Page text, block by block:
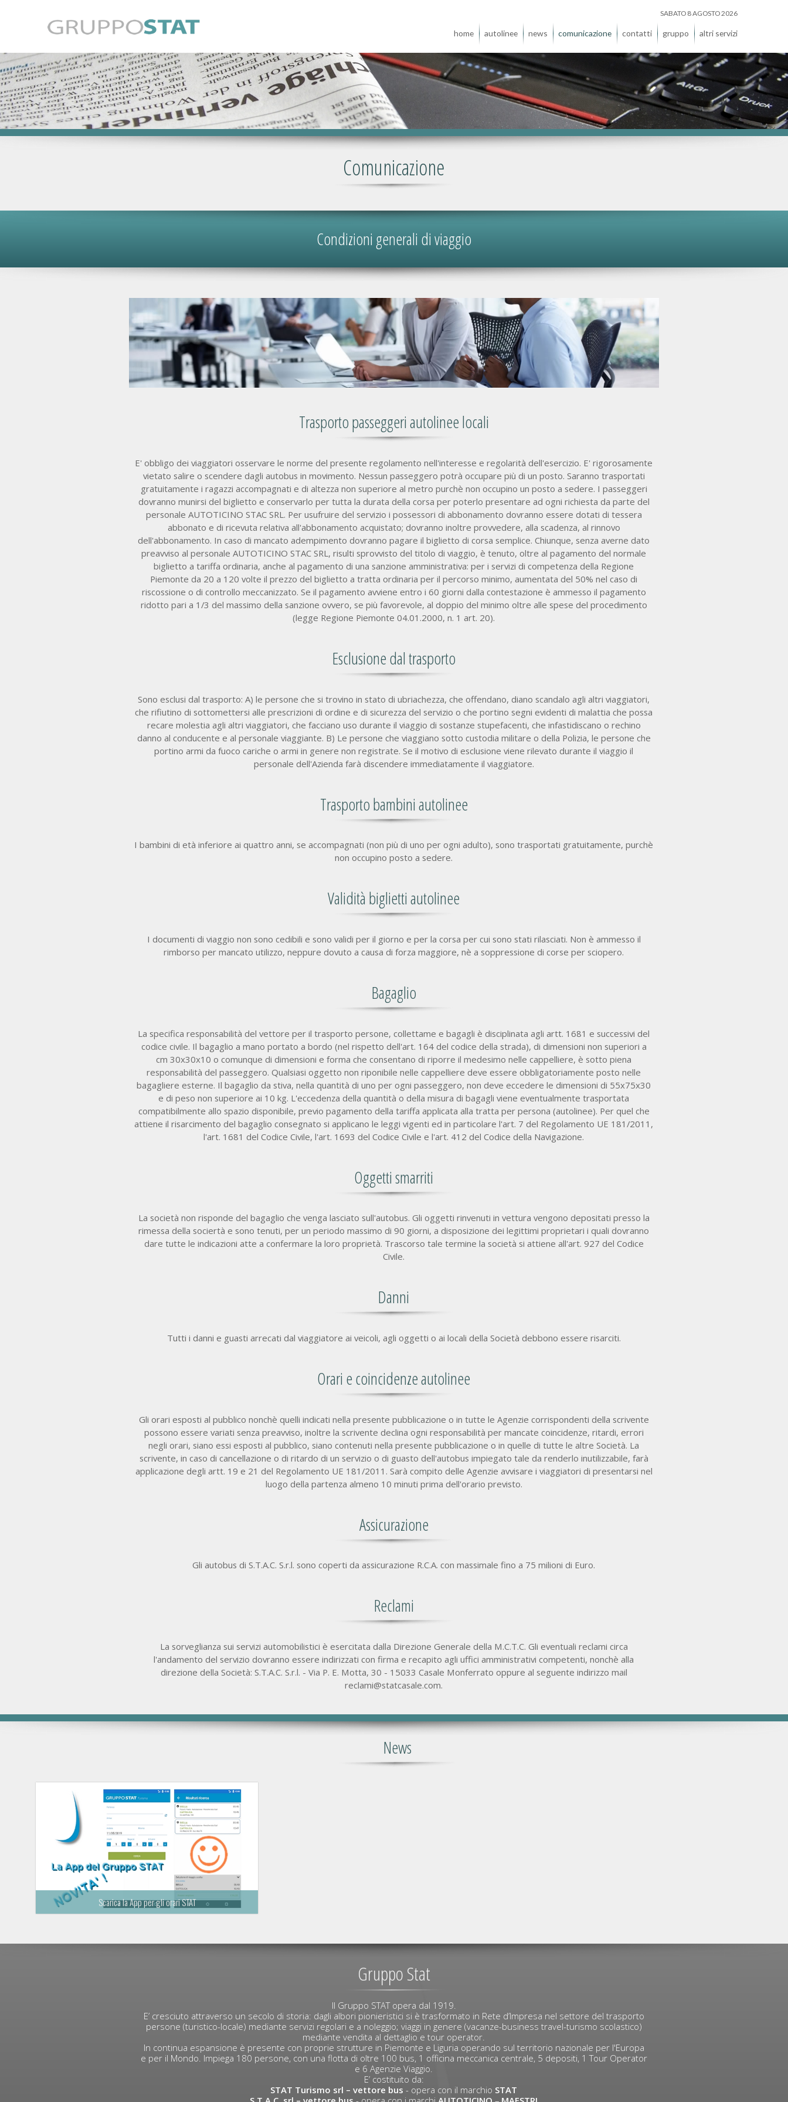
SABATO 8 AGOSTO 2026
home autolinee news comunicazione contatti gruppo altri servizi
Comunicazione
Condizioni generali di viaggio
Trasporto passeggeri autolinee locali
E' obbligo dei viaggiatori osservare le norme del presente regolamento nell'interesse e regolarità dell'esercizio. E' rigorosamente
vietato salire o scendere dagli autobus in movimento. Nessun passeggero potrà occupare più di un posto. Saranno trasportati
gratuitamente i ragazzi accompagnati e di altezza non superiore al metro purchè non occupino un posto a sedere. I passeggeri
dovranno munirsi del biglietto e conservarlo per tutta la durata della corsa per poterlo presentare ad ogni richiesta da parte del
personale AUTOTICINO STAC SRL. Per usufruire del servizio i possessori di abbonamento dovranno essere dotati di tessera
abbonato e di ricevuta relativa all'abbonamento acquistato; dovranno inoltre provvedere, alla scadenza, al rinnovo
dell'abbonamento. In caso di mancato adempimento dovranno pagare il biglietto di corsa semplice. Chiunque, senza averne dato
preavviso al personale AUTOTICINO STAC SRL, risulti sprovvisto del titolo di viaggio, è tenuto, oltre al pagamento del normale
biglietto a tariffa ordinaria, anche al pagamento di una sanzione amministrativa: per i servizi di competenza della Regione
Piemonte da 20 a 120 volte il prezzo del biglietto a tratta ordinaria per il percorso minimo, aumentata del 50% nel caso di
riscossione o di controllo meccanizzato. Se il pagamento avviene entro i 60 giorni dalla contestazione è ammesso il pagamento
ridotto pari a 1/3 del massimo della sanzione ovvero, se più favorevole, al doppio del minimo oltre alle spese del procedimento
(legge Regione Piemonte 04.01.2000, n. 1 art. 20).
Esclusione dal trasporto
Sono esclusi dal trasporto: A) le persone che si trovino in stato di ubriachezza, che offendano, diano scandalo agli altri viaggiatori,
che rifiutino di sottomettersi alle prescrizioni di ordine e di sicurezza del servizio o che portino segni evidenti di malattia che possa
recare molestia agli altri viaggiatori, che facciano uso durante il viaggio di sostanze stupefacenti, che infastidiscano o rechino
danno al conducente e al personale viaggiante. B) Le persone che viaggiano sotto custodia militare o della Polizia, le persone che
portino armi da fuoco cariche o armi in genere non registrate. Se il motivo di esclusione viene rilevato durante il viaggio il
personale dell'Azienda farà discendere immediatamente il viaggiatore.
Trasporto bambini autolinee
I bambini di età inferiore ai quattro anni, se accompagnati (non più di uno per ogni adulto), sono trasportati gratuitamente, purchè
non occupino posto a sedere.
Validità biglietti autolinee
I documenti di viaggio non sono cedibili e sono validi per il giorno e per la corsa per cui sono stati rilasciati. Non è ammesso il
rimborso per mancato utilizzo, neppure dovuto a causa di forza maggiore, nè a soppressione di corse per sciopero.
Bagaglio
La specifica responsabilità del vettore per il trasporto persone, collettame e bagagli è disciplinata agli artt. 1681 e successivi del
codice civile. Il bagaglio a mano portato a bordo (nel rispetto dell'art. 164 del codice della strada), di dimensioni non superiori a
cm 30x30x10 o comunque di dimensioni e forma che consentano di riporre il medesimo nelle cappelliere, è sotto piena
responsabilità del passeggero. Qualsiasi oggetto non riponibile nelle cappelliere deve essere obbligatoriamente posto nelle
bagagliere esterne. Il bagaglio da stiva, nella quantità di uno per ogni passeggero, non deve eccedere le dimensioni di 55x75x30
e di peso non superiore ai 10 kg. L'eccedenza della quantità o della misura di bagagli viene eventualmente trasportata
compatibilmente allo spazio disponibile, previo pagamento della tariffa applicata alla tratta per persona (autolinee). Per quel che
attiene il risarcimento del bagaglio consegnato si applicano le leggi vigenti ed in particolare l'art. 7 del Regolamento UE 181/2011,
l'art. 1681 del Codice Civile, l'art. 1693 del Codice Civile e l'art. 412 del Codice della Navigazione.
Oggetti smarriti
La società non risponde del bagaglio che venga lasciato sull'autobus. Gli oggetti rinvenuti in vettura vengono depositati presso la
rimessa della sociertà e sono tenuti, per un periodo massimo di 90 giorni, a disposizione dei legittimi proprietari i quali dovranno
dare tutte le indicazioni atte a confermare la loro proprietà. Trascorso tale termine la società si attiene all'art. 927 del Codice
Civile.
Danni
Tutti i danni e guasti arrecati dal viaggiatore ai veicoli, agli oggetti o ai locali della Società debbono essere risarciti.
Orari e coincidenze autolinee
Gli orari esposti al pubblico nonchè quelli indicati nella presente pubblicazione o in tutte le Agenzie corrispondenti della scrivente
possono essere variati senza preavviso, inoltre la scrivente declina ogni responsabilità per mancate coincidenze, ritardi, errori
negli orari, siano essi esposti al pubblico, siano contenuti nella presente pubblicazione o in quelle di tutte le altre Società. La
scrivente, in caso di cancellazione o di ritardo di un servizio o di guasto dell'autobus impiegato tale da renderlo inutilizzabile, farà
applicazione degli artt. 19 e 21 del Regolamento UE 181/2011. Sarà compito delle Agenzie avvisare i viaggiatori di presentarsi nel
luogo della partenza almeno 10 minuti prima dell'orario previsto.
Assicurazione
Gli autobus di S.T.A.C. S.r.l. sono coperti da assicurazione R.C.A. con massimale fino a 75 milioni di Euro.
Reclami
La sorveglianza sui servizi automobilistici è esercitata dalla Direzione Generale della M.C.T.C. Gli eventuali reclami circa
l'andamento del servizio dovranno essere indirizzati con firma e recapito agli uffici amministrativi competenti, nonchè alla
direzione della Società: S.T.A.C. S.r.l. - Via P. E. Motta, 30 - 15033 Casale Monferrato oppure al seguente indirizzo mail
reclami@statcasale.com.
News
Scarica la App per gli orari STAT
Gruppo Stat
Il Gruppo STAT opera dal 1919.
E’ cresciuto attraverso un secolo di storia: dagli albori pionieristici si è trasformato in Rete d’Impresa nel settore del trasporto
persone (turistico-locale) mediante servizi regolari e a noleggio; viaggi in genere (vacanze-business travel-turismo scolastico)
mediante vendita al dettaglio e tour operator.
In continua espansione è presente con proprie strutture in Piemonte e Liguria operando sul territorio nazionale per l'Europa
e per il Mondo. Impiega 180 persone, con una flotta di oltre 100 bus, 1 officina meccanica centrale, 5 depositi, 1 Tour Operator
e 6 Agenzie Viaggio.
E’ costituito da:
STAT Turismo srl – vettore bus - opera con il marchio STAT